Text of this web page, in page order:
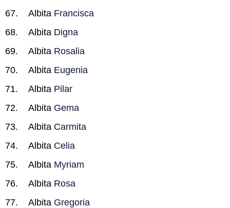
Albita Francisca
Albita Digna
Albita Rosalia
Albita Eugenia
Albita Pilar
Albita Gema
Albita Carmita
Albita Celia
Albita Myriam
Albita Rosa
Albita Gregoria